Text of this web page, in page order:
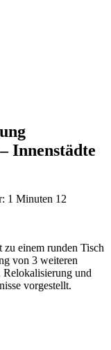
Innenstädte
1 Minuten 12
einem runden Tisch
von 3 weiteren
und
vorgestellt.